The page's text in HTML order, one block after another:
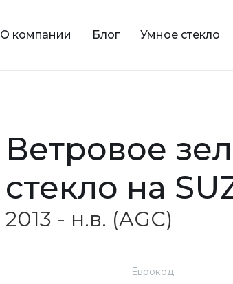
О компании Блог Умное стекло
ветровое зеленое
стекло на
2013 - н.в. (AGC)
Еврокод